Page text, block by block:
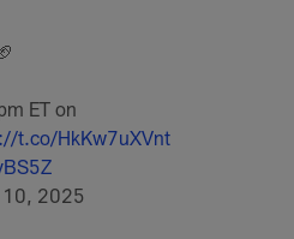
ET on
t.co/HkKw7uXVnt
10, 2025